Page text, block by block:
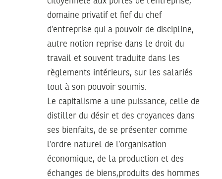
domaine privatif et fief du chef
d’entreprise qui a pouvoir de discipline,
autre notion reprise dans le droit du
travail et souvent traduite dans les
règlements intérieurs, sur les salariés
tout à son pouvoir soumis.
Le capitalisme a une puissance, celle de
distiller du désir et des croyances dans
ses bienfaits, de se présenter comme
l’ordre naturel de l’organisation
économique, de la production et des
échanges de biens,produits des hommes